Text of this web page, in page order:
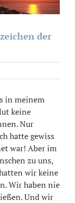
der
in meinem
keine
Nur
hatte gewiss
war! Aber im
zu uns,
wir keine
Wir haben nie
Und wir